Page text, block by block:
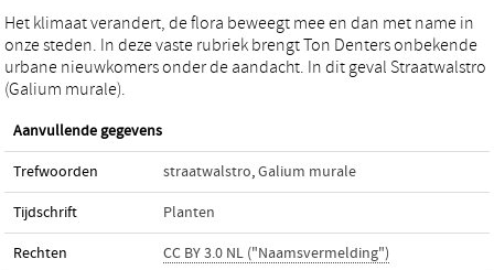
Het klimaat verandert, de flora beweegt mee en dan met name in
onze steden. In deze vaste rubriek brengt Ton Denters onbekende
urbane nieuwkomers onder de aandacht. In dit geval Straatwalstro
(Galium murale).
Aanvullende gegevens
Trefwoorden straatwalstro,Galium murale
Tijdschrift Planten
Rechten CC BY 3.0 NL ("Naamsvermelding")